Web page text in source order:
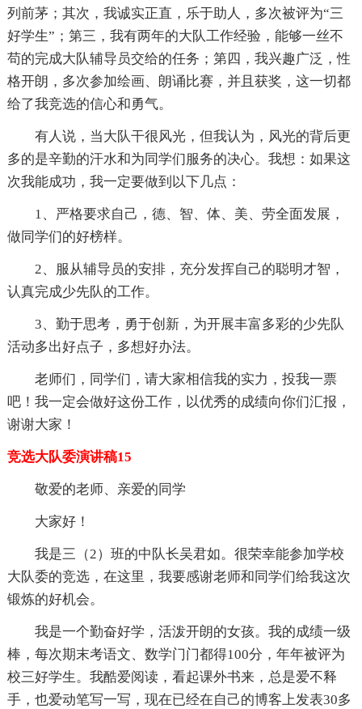
列前茅；其次，我诚实正直，乐于助人，多次被评为“三
好学生”；第三，我有两年的大队工作经验，能够一丝不
苟的完成大队辅导员交给的任务；第四，我兴趣广泛，性
格开朗，多次参加绘画、朗诵比赛，并且获奖，这一切都
给了我竞选的信心和勇气。
有人说，当大队干很风光，但我认为，风光的背后更
多的是辛勤的汗水和为同学们服务的决心。我想：如果这
次我能成功，我一定要做到以下几点：
1、严格要求自己，德、智、体、美、劳全面发展，
做同学们的好榜样。
2、服从辅导员的安排，充分发挥自己的聪明才智，
认真完成少先队的工作。
3、勤于思考，勇于创新，为开展丰富多彩的少先队
活动多出好点子，多想好办法。
老师们，同学们，请大家相信我的实力，投我一票
吧！我一定会做好这份工作，以优秀的成绩向你们汇报，
谢谢大家！
竞选大队委演讲稿15
敬爱的老师、亲爱的同学
大家好！
我是三（2）班的中队长吴君如。很荣幸能参加学校
大队委的竞选，在这里，我要感谢老师和同学们给我这次
锻炼的好机会。
我是一个勤奋好学，活泼开朗的女孩。我的成绩一级
棒，每次期末考语文、数学门门都得100分，年年被评为
校三好学生。我酷爱阅读，看起课外书来，总是爱不释
手，也爱动笔写一写，现在已经在自己的博客上发表30多